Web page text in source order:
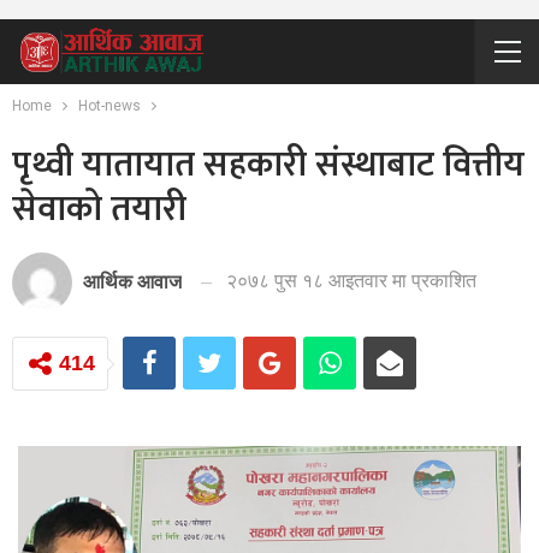
Home Hot-news
पृथ्वी यातायात सहकारी संस्थाबाट वित्तीय
सेवाको तयारी
आर्थिक आवाज २०७८ पुस १८ आइतवार मा प्रकाशित
414